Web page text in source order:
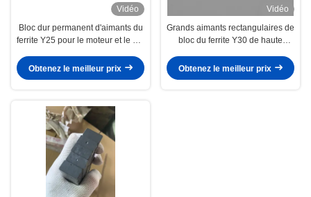
Vidéo
Bloc dur permanent d'aimants du
ferrite Y25 pour le moteur et le but
Obtenez le meilleur prix
Vidéo
Grands aimants rectangulaires de
bloc du ferrite Y30 de haute
receveur de porte
Obtenez le meilleur prix